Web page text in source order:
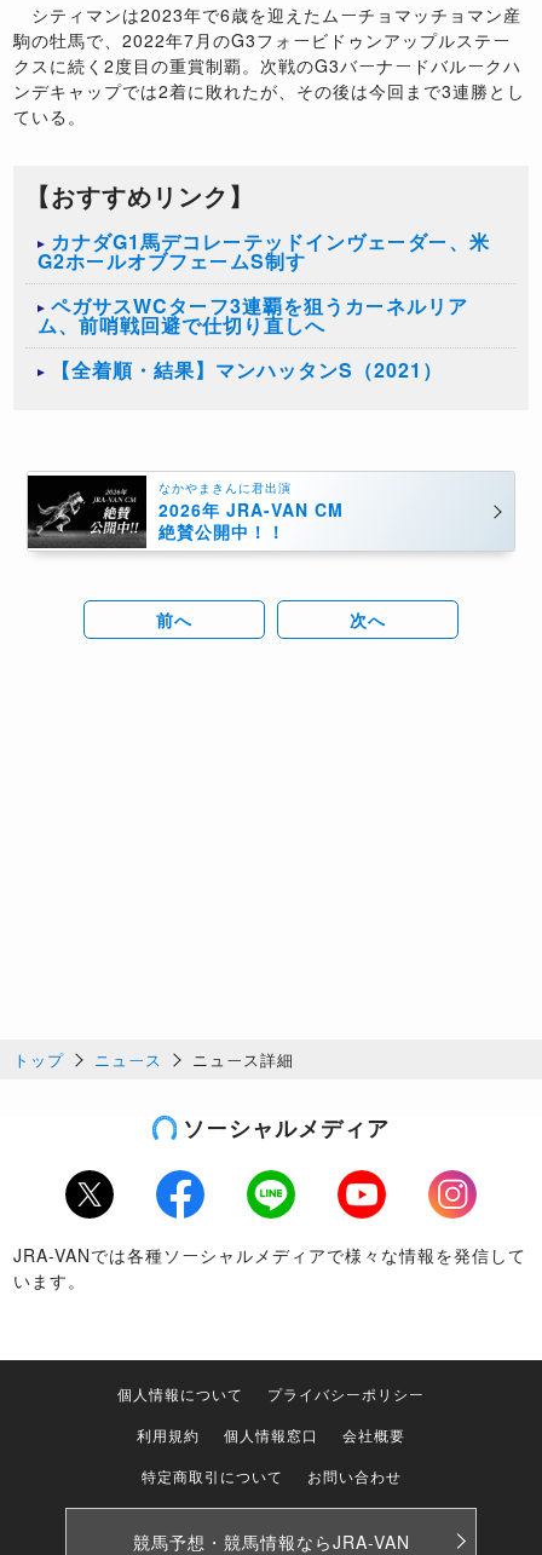
シティマンは2023年で6歳を迎えたムーチョマッチョマン産
駒の牡馬で、2022年7 月のG3フォービドゥンアップルステー
クスに続く2 度目の重賞制覇。次戦のG3バーナードバルークハ
ンデキャップでは2着に敗れたが、その後は今回まで3連勝とし
ている。
【おすすめリンク】
カナダG1馬デコレーテッドインヴェーダー、米
G2ホールオブフェームS制す
ペガサスWCターフ3連覇を狙うカーネルリア
ム、前哨戦回避で仕切り直しへ
【全着順・結果】マンハッタンS（2021）
なかやまきんに君出演
2026年 JRA-VAN CM
絶賛公開中！！
前へ 次へ
トップ ニュース ニュース詳細
ソーシャルメディア
Twitter Facebook LINE Youtube
Instagram
JRA-VANでは各種ソーシャルメディアで様々な情報を発信して
います。
個人情報について
プライバシーポリシー
利用規約
個人情報窓口
会社概要
特定商取引について
お問い合わせ
競馬予想・競馬情報ならJRA-VAN